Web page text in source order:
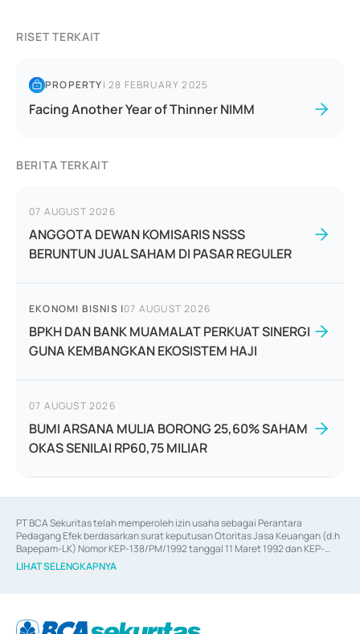
RISET TERKAIT
PROPERTY|28 FEBRUARY 2025
Facing Another Year of Thinner NIMM
BERITA TERKAIT
07 AUGUST 2026
ANGGOTA DEWAN KOMISARIS NSSS
BERUNTUN JUAL SAHAM DI PASAR REGULER
EKONOMI BISNIS |07 AUGUST 2026
BPKH DAN BANK MUAMALAT PERKUAT SINERGI
GUNA KEMBANGKAN EKOSISTEM HAJI
07 AUGUST 2026
BUMI ARSANA MULIA BORONG 25,60% SAHAM
OKAS SENILAI RP60,75 MILIAR
PT BCA Sekuritas telah memperoleh izin usaha sebagai Perantara
Pedagang Efek berdasarkan surat keputusan Otoritas Jasa Keuangan (d.h
Bapepam-LK) Nomor KEP-138/PM/1992 tanggal 11 Maret 1992 dan KEP-
06/D.04/2014 tanggal 28 Februari 2014, izin usaha sebagai Penjamin Emisi
Efek berdasarkan surat keputusan Otoritas Jasa Keuangan Nomor KEP-
berdasarkan surat keputusan Otoritas Jasa Keuangan Nomor S-
LIHAT SELENGKAPNYA